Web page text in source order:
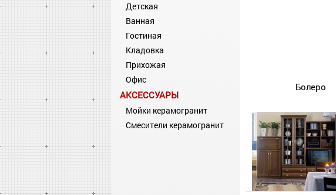
Детская
Ванная
Гостиная
Кладовка
Прихожая
Офис
АКСЕССУАРЫ
Мойки керамогранит
Смесители керамогранит
Болеро